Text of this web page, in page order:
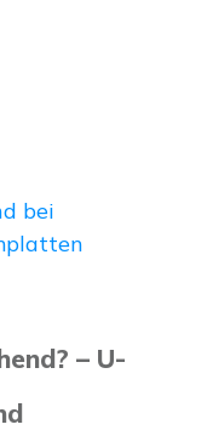
– U-